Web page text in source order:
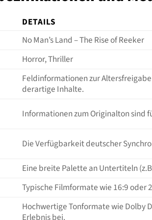
DETAILS
No Man’s Land – The Rise of Reeker
Horror, Thriller
Feldinformationen zur
derartige Inhalte.
Informationen zum Originalton sind
Die Verfügbarkeit deutscher
Eine breite Palette an Untertiteln
Typische Filmformate wie 16:9
Hochwertige Tonformate wie Dolby
Erlebnis bei.